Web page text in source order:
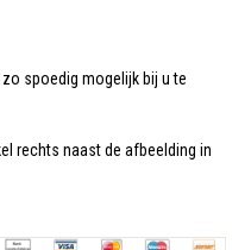
spoedig mogelijk bij u te
rechts naast de afbeelding in